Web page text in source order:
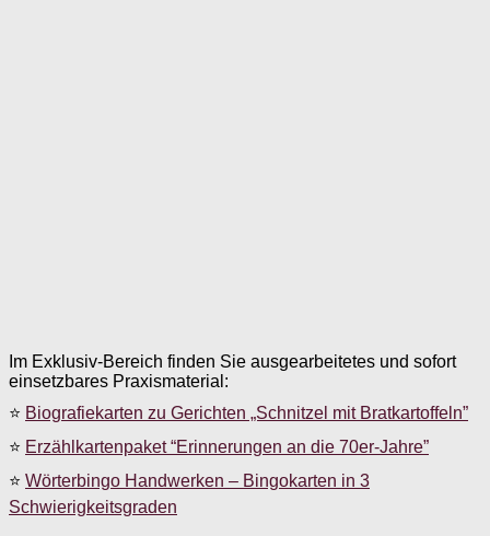
Im Exklusiv-Bereich finden Sie ausgearbeitetes und sofort
einsetzbares Praxismaterial:
⭐ Biografiekarten zu Gerichten „Schnitzel mit Bratkartoffeln”
⭐ Erzählkartenpaket “Erinnerungen an die 70er-Jahre”
⭐ Wörterbingo Handwerken – Bingokarten in 3
Schwierigkeitsgraden